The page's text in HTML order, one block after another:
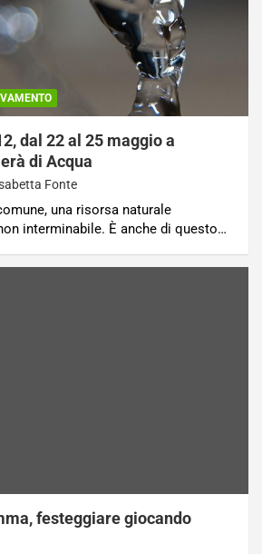
dal 22 al 25 maggio a
di Acqua
Fonte
una risorsa naturale
interminabile. È anche di questo…
festeggiare giocando